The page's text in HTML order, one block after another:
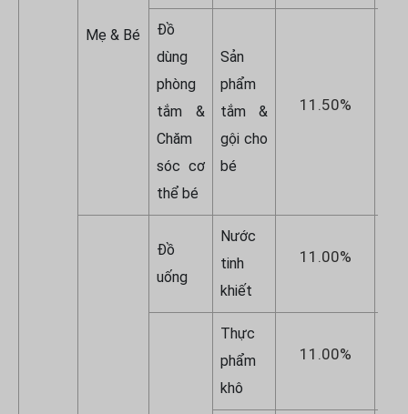
Mẹ & Bé
Đồ
dùng
phòng
tắm &
Chăm
sóc cơ
thể bé
Sản
phẩm
tắm &
gội cho
bé
11.50%
Đồ
uống
Nước
tinh
khiết
11.00%
Thực
phẩm
khô
11.00%